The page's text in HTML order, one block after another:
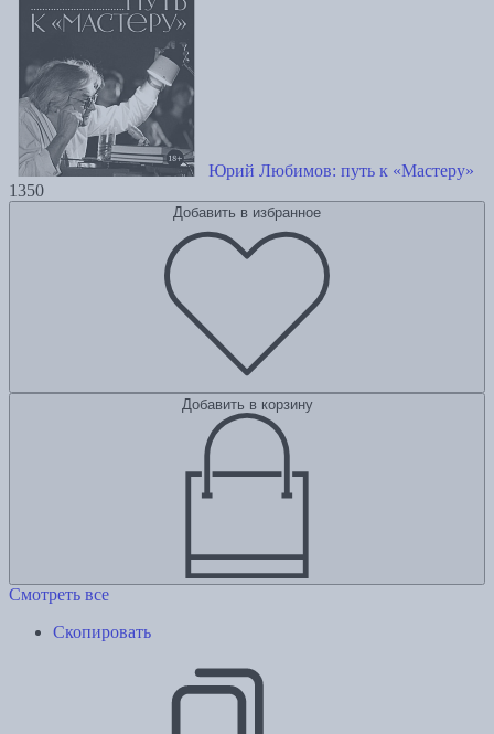
Юрий Любимов: путь к «Мастеру»
1350
Добавить в избранное
Добавить в корзину
Смотреть все
Скопировать